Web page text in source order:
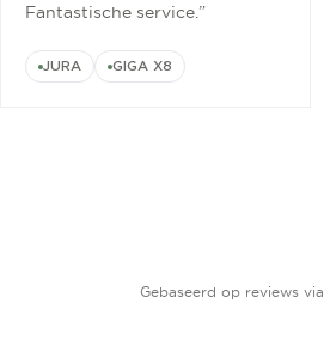
Fantastische service.”
JURA GIGA X8
Gebaseerd op reviews via